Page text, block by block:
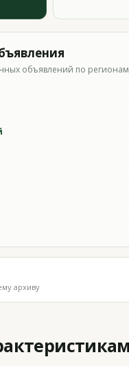
объявлений по
архиву